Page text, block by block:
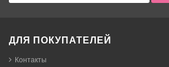
ДЛЯ ПОКУПАТЕЛЕЙ
Контакты